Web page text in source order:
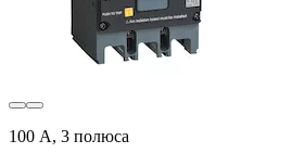
100 А, 3 полюса